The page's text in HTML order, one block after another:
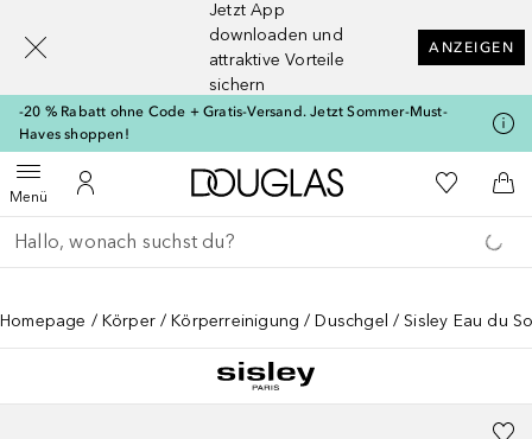
Jetzt App
downloaden und
attraktive Vorteile
sichern
ANZEIGEN
-20 % Rabatt ohne Code + Gratis-Versand. Jetzt Sommer-Must-
Haves shoppen!
MenüMenü öffnenZu Meinem Kundenkonto
Zur Douglas Startseite
Zu Meiner
Gehe zurück
Suche ausführen
Homepage Körper Körperreinigung Duschgel Sisley Eau du
[navigation.slideout.screenreader]